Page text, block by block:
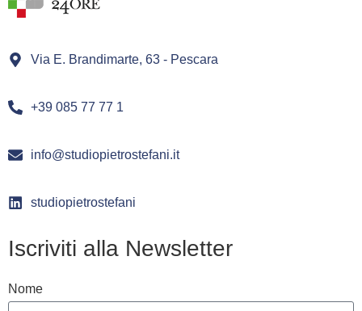
Via E. Brandimarte, 63 - Pescara
+39 085 77 77 1
info@studiopietrostefani.it
studiopietrostefani
Iscriviti alla Newsletter
Nome